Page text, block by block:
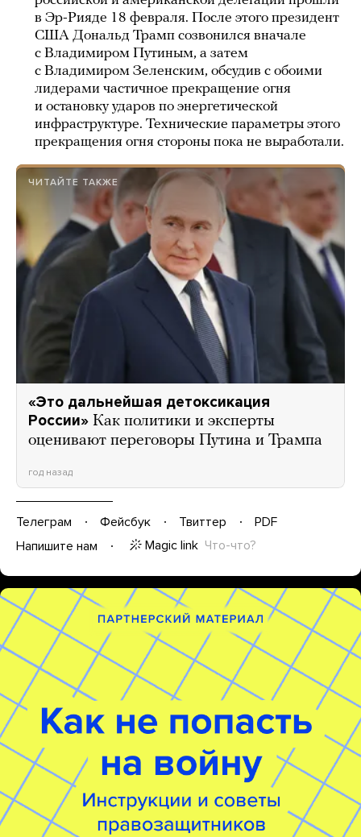
в Эр-Рияде 18 февраля. После этого президент
США Дональд Трамп созвонился вначале
с Владимиром Путиным, а затем
с Владимиром Зеленским, обсудив с обоими
лидерами частичное прекращение огня
и остановку ударов по энергетической
инфраструктуре. Технические параметры этого
прекращения огня стороны пока не выработали.
ЧИТАЙТЕ ТАКЖЕ
«Это дальнейшая детоксикация
России» Как политики и эксперты
оценивают переговоры Путина и Трампа
год назад
Телеграм Фейсбук Твиттер
PDF
Напишите нам
Magic link Что-что?